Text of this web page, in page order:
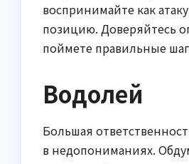
воспринимайте как
позицию. Доверяйтесь
поймете правильные
Водолей
Большая
в недопониманиях.